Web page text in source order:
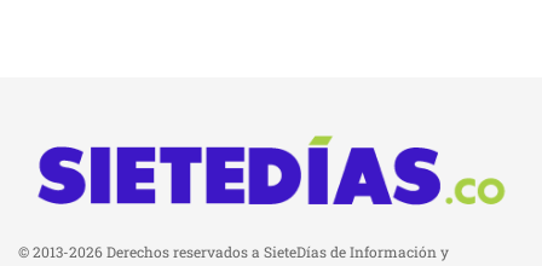
© 2013-2026 Derechos reservados a SieteDías de Información y